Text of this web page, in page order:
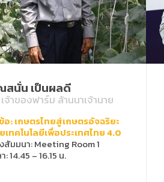
สนั่น เป็นผลดี
เจ้าของฟาร์ม ล้านนาเจ้านาย
อ: เกษตรไทยสู่เกษตรอัจฉริยะ
เทคโนโลยีเพื่อประเทศไทย 4.0
สัมมนา: Meeting Room 1
: 14.45 – 16.15 น.